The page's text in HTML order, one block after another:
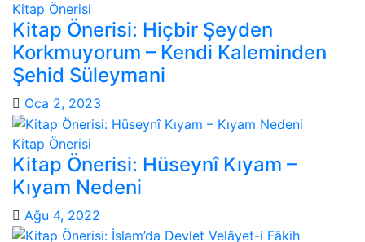
Kitap Önerisi
Kitap Önerisi: Hiçbir Şeyden
Korkmuyorum – Kendi Kaleminden
Şehid Süleymani
Oca 2, 2023
Kitap Önerisi
Kitap Önerisi: Hüseynî Kıyam –
Kıyam Nedeni
Ağu 4, 2022